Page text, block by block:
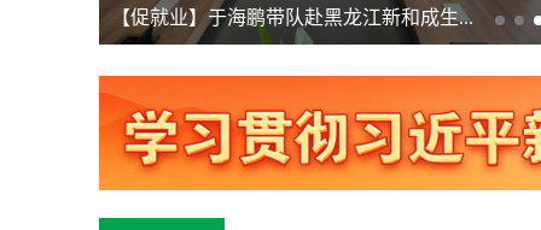
【促就业】于海鹏带队赴黑龙江新和成生...